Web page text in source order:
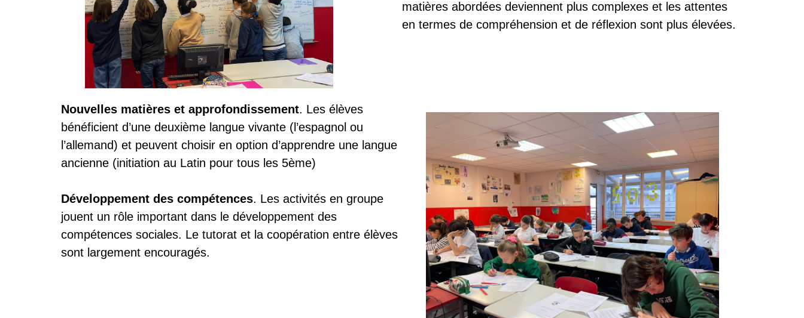
matières abordées deviennent plus complexes et les attentes
en termes de compréhension et de réflexion sont plus élevées.
Nouvelles matières et approfondissement. Les élèves
bénéficient d’une deuxième langue vivante (l’espagnol ou
l’allemand) et peuvent choisir en option d’apprendre une langue
ancienne (initiation au Latin pour tous les 5ème)
Développement des compétences. Les activités en groupe
jouent un rôle important dans le développement des
compétences sociales. Le tutorat et la coopération entre élèves
sont largement encouragés.